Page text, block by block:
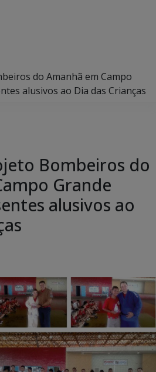
do Amanhã em Campo
alusivos ao Dia das Crianças
Bombeiros do
Grande
alusivos ao